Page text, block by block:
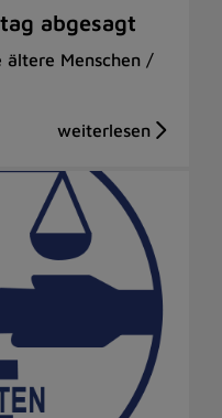
abgesagt
ältere Menschen /